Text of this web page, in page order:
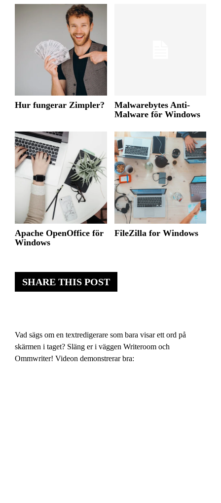
SHARE THIS POST
Vad sägs om en textredigerare som bara visar ett ord på
skärmen i taget? Släng er i väggen Writeroom och
Ommwriter! Videon demonstrerar bra:
Hur fungerar Zimpler?
Malwarebytes Anti-
Malware för Windows
Apache OpenOffice för
Windows
FileZilla for Windows